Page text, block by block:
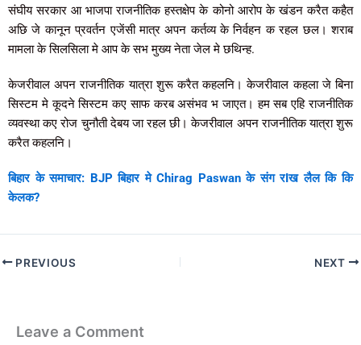
संघीय सरकार आ भाजपा राजनीतिक हस्तक्षेप के कोनो आरोप के खंडन करैत कहैत
अछि जे कानून प्रवर्तन एजेंसी मात्र अपन कर्तव्य के निर्वहन क रहल छल। शराब
मामला के सिलसिला मे आप के सभ मुख्य नेता जेल मे छथिन्ह.
केजरीवाल अपन राजनीतिक यात्रा शुरू करैत कहलनि। केजरीवाल कहला जे बिना
सिस्टम मे कूदने सिस्टम कए साफ करब असंभव भ जाएत। हम सब एहि राजनीतिक
व्यवस्था कए रोज चुनौती देबय जा रहल छी। केजरीवाल अपन राजनीतिक यात्रा शुरू
करैत कहलनि।
बिहार के समाचार: BJP बिहार मे Chirag Paswan के संग रIख लैल कि कि
केलक?
PREVIOUS NEXT
Leave a Comment